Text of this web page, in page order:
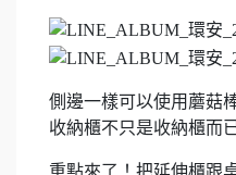
側邊一樣可以使用蘑菇
收納櫃不只是收納櫃而
重點來了！把延伸櫃跟